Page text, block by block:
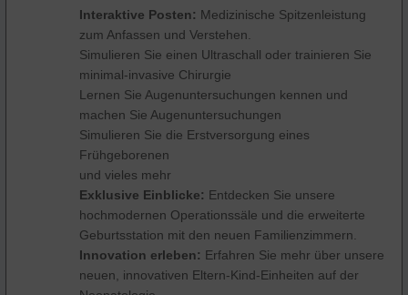
Interaktive Posten: Medizinische Spitzenleistung
zum Anfassen und Verstehen.
Simulieren Sie einen Ultraschall oder trainieren Sie
minimal-invasive Chirurgie
Lernen Sie Augenuntersuchungen kennen und
machen Sie Augenuntersuchungen
Simulieren Sie die Erstversorgung eines
Frühgeborenen
und vieles mehr
Exklusive Einblicke: Entdecken Sie unsere
hochmodernen Operationssäle und die erweiterte
Geburtsstation mit den neuen Familienzimmern.
Innovation erleben: Erfahren Sie mehr über unsere
neuen, innovativen Eltern-Kind-Einheiten auf der